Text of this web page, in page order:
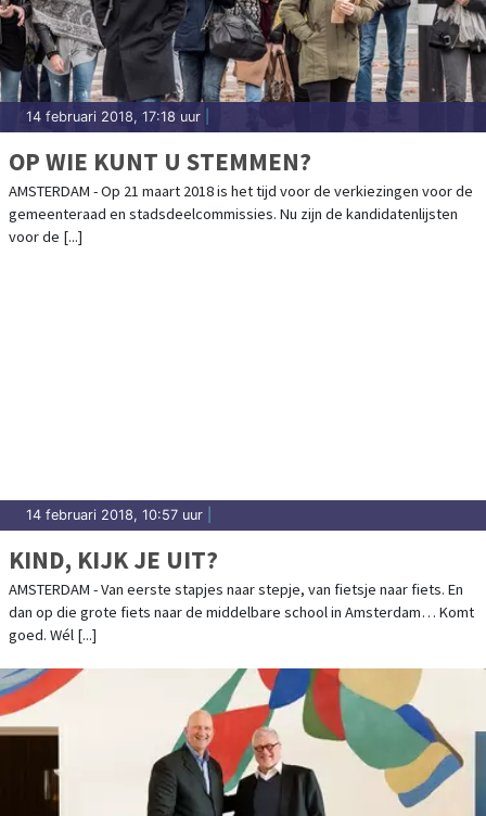
14 februari 2018, 17:18 uur
OP WIE KUNT U STEMMEN?
AMSTERDAM - Op 21 maart 2018 is het tijd voor de verkiezingen voor de
gemeenteraad en stadsdeelcommissies. Nu zijn de kandidatenlijsten
voor de [...]
14 februari 2018, 10:57 uur
KIND, KIJK JE UIT?
AMSTERDAM - Van eerste stapjes naar stepje, van fietsje naar fiets. En
dan op die grote fiets naar de middelbare school in Amsterdam… Komt
goed. Wél [...]